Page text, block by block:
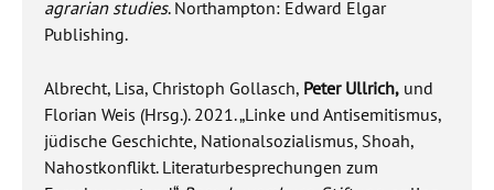
agrarian studies. Northampton: Edward Elgar
Publishing.
Albrecht, Lisa, Christoph Gollasch, Peter Ullrich, und
Florian Weis (Hrsg.).2021. „Linke und Antisemitismus,
jüdische Geschichte, Nationalsozialismus, Shoah,
Nahostkonflikt. Literaturbesprechungen zum